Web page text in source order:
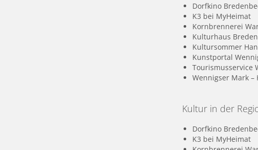
Dorfkino
K3 bei MyHeimat
Kornbrennerei
Kulturhaus
Kultursommer
Kunstportal
Tourismusservice
Wennigser Mark
Kultur in der
Dorfkino
K3 bei MyHeimat